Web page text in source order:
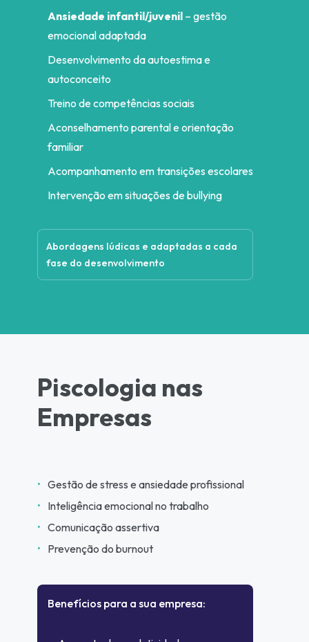
Ansiedade infantil/juvenil– gestão
emocional adaptada
Desenvolvimento da autoestima e
autoconceito
Treino de competências sociais
Aconselhamento parental e orientação
familiar
Acompanhamento em transições escolares
Intervenção em situações de bullying
Abordagens lúdicas e adaptadas a cada
fase do desenvolvimento
Piscologia nas
Empresas
Gestão de stress e ansiedade profissional
Inteligência emocional no trabalho
Comunicação assertiva
Prevenção do burnout
Benefícios para a sua empresa: